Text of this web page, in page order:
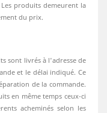
Les produits demeurent la
du prix.
sont livrés à l'adresse de
et le délai indiqué. Ce
de la commande.
en même temps ceux-ci
acheminés selon les